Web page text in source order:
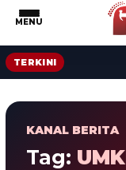
MENU
TERKINI
KANAL BERITA
Tag: